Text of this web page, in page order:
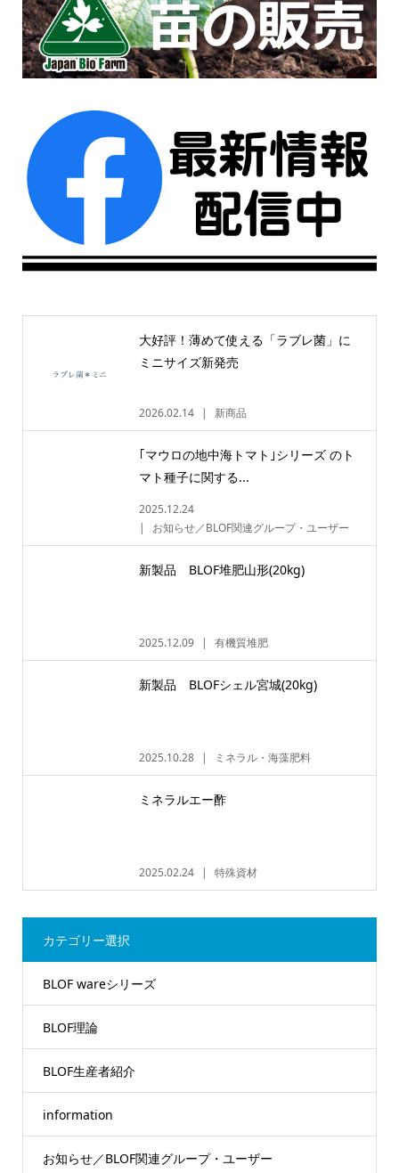
大好評！薄めて使える「ラブレ菌」に
ミニサイズ新発売
2026.02.14 新商品
｢マウロの地中海トマト｣シリーズ のト
マト種子に関する...
2025.12.24
お知らせ／BLOF関連グループ・ユーザー
新製品 BLOF堆肥山形(20kg)
2025.12.09 有機質堆肥
新製品 BLOFシェル宮城(20kg)
2025.10.28 ミネラル・海藻肥料
ミネラルエー酢
2025.02.24 特殊資材
カテゴリー選択
BLOF wareシリーズ
BLOF理論
BLOF生産者紹介
information
お知らせ／BLOF関連グループ・ユーザー